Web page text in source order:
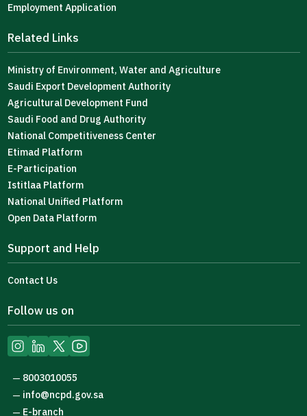
Employment Application
Related Links
Ministry of Environment, Water and Agriculture
Saudi Export Development Authority
Agricultural Development Fund
Saudi Food and Drug Authority
National Competitiveness Center
Etimad Platform
E-Participation
Istitlaa Platform
National Unified Platform
Open Data Platform
Support and Help
Contact Us
Follow us on
— 8003010055
— info@ncpd.gov.sa
— E-branch